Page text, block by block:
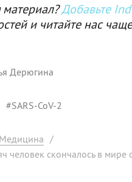
Добавьте
и читайте нас
Дерюгина
#SARS-CoV-2
Медицина /
человек скончалось в